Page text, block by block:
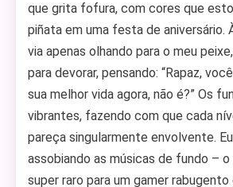
que grita fofura, com cores que
piñata em uma festa de aniversário.
via apenas olhando para o meu
para devorar, pensando: “Rapaz,
sua melhor vida agora, não é?” Os
vibrantes, fazendo com que cada
pareça singularmente envolvente.
assobiando as músicas de fundo –
super raro para um gamer